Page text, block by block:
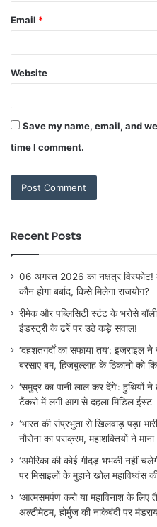
Email *
Website
Save my name, email, and
time I comment.
Recent Posts
06 अगस्त 2026 का नक्षत्र विस्फोट!
कौन होगा बर्बाद, किसे मिलेगा राजयोग?
रीमेक और पब्लिसिटी स्टंट के भरोसे
इंडस्ट्री के ढर्रे पर उठे कड़े सवाल!
‘दहशतगर्दों का सफाया तय’: इजराइल
बरसाए बम, हिजबुल्लाह के ठिकानों को
‘समुद्र का पानी लाल कर देंगे’: हुथियों
टैंकरों में लगी आग से दहला मिडिल ईस्ट
‘भारत की संप्रभुता से खिलवाड़ पड़ा
नौसेना का पराक्रम, महाशक्तियों ने
‘अमेरिका की कोई गीदड़ भभकी नहीं
पर मिसाइलों के मुहाने खोल महाविध्वंस
‘आत्मसमर्पण करो या महाविनाश के लिए
अल्टीमेटम, होर्मुज की नाकेबंदी पर